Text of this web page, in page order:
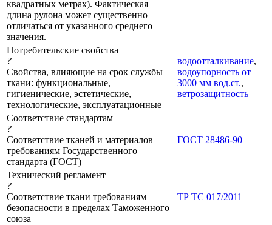
квадратных метрах). Фактическая
длина рулона может существенно
отличаться от указанного среднего
значения.
Потребительские свойства
?
Свойства, влияющие на срок службы
ткани: функциональные,
гигиенические, эстетические,
технологические, эксплуатационные
водоотталкивание,
водоупорность от
3000 мм вод.ст.,
ветрозащитность
Соответствие стандартам
?
Соответствие тканей и материалов
требованиям Государственного
стандарта (ГОСТ)
ГОСТ 28486-90
Технический регламент
?
Соответствие ткани требованиям
безопасности в пределах Таможенного
союза
ТР ТС 017/2011